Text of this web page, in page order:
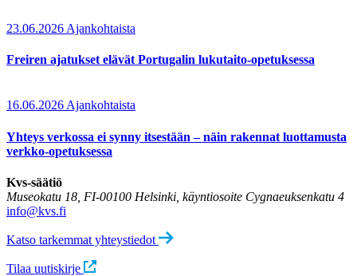
23.06.2026 Ajankohtaista
Freiren ajatukset elävät Portugalin lukutaito-opetuksessa
16.06.2026 Ajankohtaista
Yhteys verkossa ei synny itsestään – näin rakennat luottamusta
verkko-opetuksessa
Kvs-säätiö
Museokatu 18, FI-00100 Helsinki, käyntiosoite Cygnaeuksenkatu 4
info@kvs.fi
Katso tarkemmat yhteystiedot
Tilaa uutiskirje